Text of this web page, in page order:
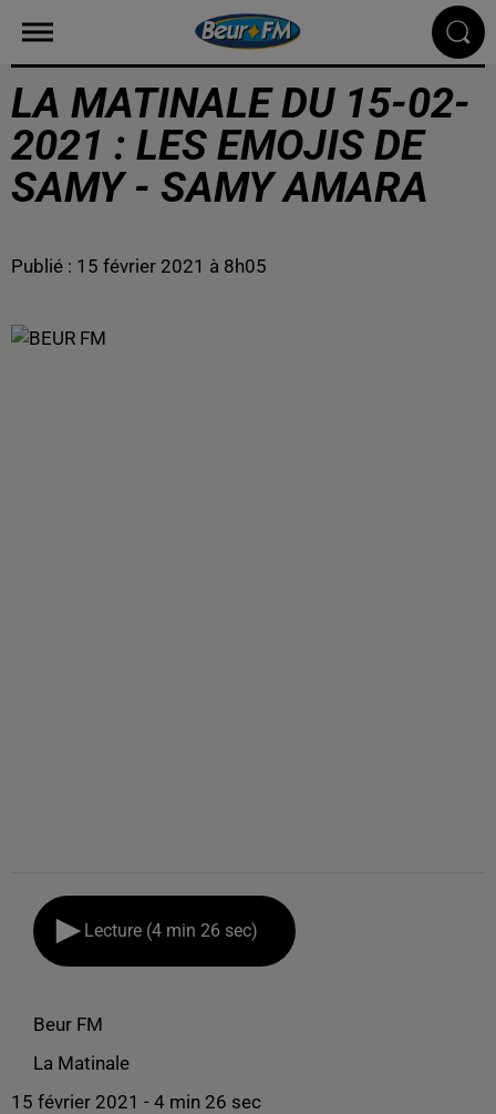
LA MATINALE DU 15-02-
2021 : LES EMOJIS DE
SAMY - SAMY AMARA
Publié : 15 février 2021 à 8h05
Lecture (4 min 26 sec)
Beur FM
La Matinale
15 février 2021 - 4 min 26 sec